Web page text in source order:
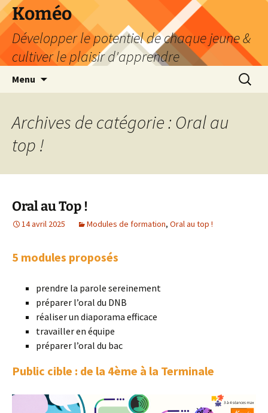
Aller
au
contenu
Koméo
Développer le potentiel de chaque jeune &
cultiver le plaisir d'apprendre
Menu
Archives de catégorie : Oral au
top !
Oral au Top !
14 avril 2025 Modules de formation, Oral au top !
5 modules proposés
prendre la parole sereinement
préparer l’oral du DNB
réaliser un diaporama efficace
travailler en équipe
préparer l’oral du bac
Public cible : de la 4ème à la Terminale